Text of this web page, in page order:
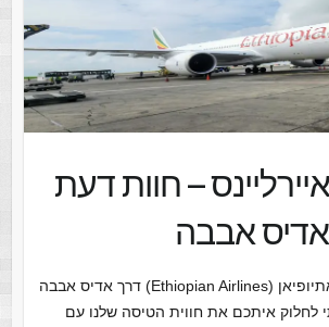
– חוות דעת
אבבה
לאחרונה טסנו עם אתיופיאן (Ethiopian Airlines) דרך אדיס אבבה
לחלוק איתכם את חווית הטיסה שלנו עם